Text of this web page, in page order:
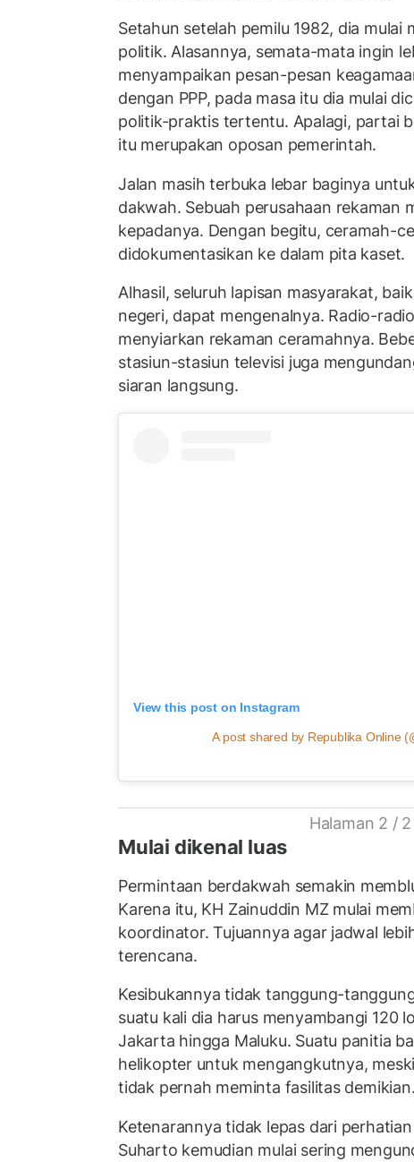
Setahun setelah pemilu 1982, dia mulai
politik. Alasannya, semata-mata ingin
menyampaikan pesan-pesan
dengan PPP, pada masa itu dia mulai
politik-praktis tertentu. Apalagi, partai
itu merupakan oposan pemerintah.
Jalan masih terbuka lebar baginya
dakwah. Sebuah perusahaan rekaman
kepadanya. Dengan begitu, ceramah-
didokumentasikan ke dalam pita kaset.
Alhasil, seluruh lapisan masyarakat,
negeri, dapat mengenalnya. Radio-
menyiarkan rekaman ceramahnya.
stasiun-stasiun televisi juga
siaran langsung.
View this post on Instagram
A post shared by Republika Online
Halaman 2 / 2
Mulai dikenal luas
Permintaan berdakwah semakin
Karena itu, KH Zainuddin MZ mulai
koordinator. Tujuannya agar jadwal
terencana.
Kesibukannya tidak tanggung-
suatu kali dia harus menyambangi 120
Jakarta hingga Maluku. Suatu panitia
helikopter untuk mengangkutnya,
tidak pernah meminta fasilitas demikian.
Ketenarannya tidak lepas dari
Suharto kemudian mulai sering